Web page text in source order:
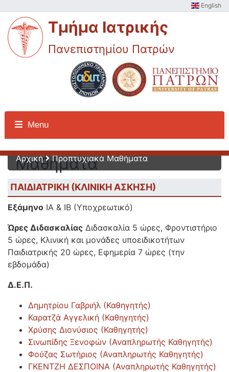
English
Τμήμα Ιατρικής
Πανεπιστημίου Πατρών
Menu
Προπτυχιακά
Μαθήματα
Αρχική Προπτυχιακά Μαθήματα
ΠΑΙΔΙΑΤΡΙΚΗ (ΚΛΙΝΙΚΗ ΑΣΚΗΣΗ)
Εξάμηνο ΙΑ & ΙΒ (Υποχρεωτικό)
Ώρες Διδασκαλίας Διδασκαλία 5 ώρες, Φροντιστήριο
5 ώρες, Κλινική και μονάδες υποειδικοτήτων
Παιδιατρικής 20 ώρες, Εφημερία 7 ώρες (την
εβδομάδα)
Δ.Ε.Π.
Δημητρίου Γαβριήλ (Καθηγητής)
Καρατζά Αγγελική (Καθηγητής)
Χρύσης Διονύσιος (Καθηγητής)
Σινωπίδης Ξενοφών (Αναπληρωτής Καθηγητής)
Φούζας Σωτήριος (Αναπληρωτής Καθηγητής)
ΓΚΕΝΤΖΗ ΔΕΣΠΟΙΝΑ (Αναπληρωτής Καθηγητής)